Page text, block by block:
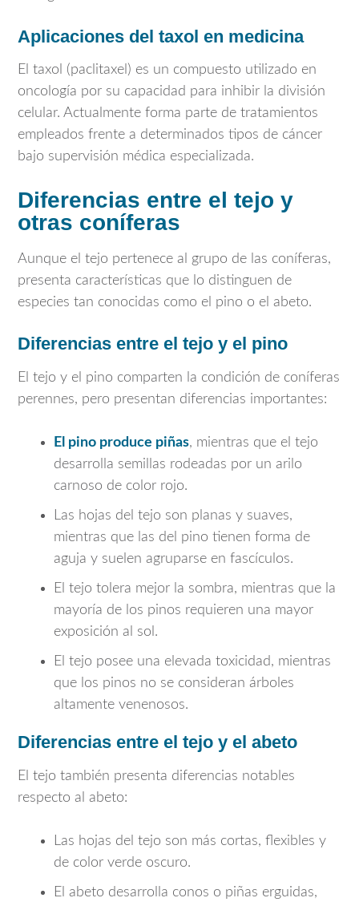
Aplicaciones del taxol en medicina
El taxol (paclitaxel) es un compuesto utilizado en
oncología por su capacidad para inhibir la división
celular. Actualmente forma parte de tratamientos
empleados frente a determinados tipos de cáncer
bajo supervisión médica especializada.
Diferencias entre el tejo y
otras coníferas
Aunque el tejo pertenece al grupo de las coníferas,
presenta características que lo distinguen de
especies tan conocidas como el pino o el abeto.
Diferencias entre el tejo y el pino
El tejo y el pino comparten la condición de coníferas
perennes, pero presentan diferencias importantes:
El pino produce piñas, mientras que el tejo
desarrolla semillas rodeadas por un arilo
carnoso de color rojo.
Las hojas del tejo son planas y suaves,
mientras que las del pino tienen forma de
aguja y suelen agruparse en fascículos.
El tejo tolera mejor la sombra, mientras que la
mayoría de los pinos requieren una mayor
exposición al sol.
El tejo posee una elevada toxicidad, mientras
que los pinos no se consideran árboles
altamente venenosos.
Diferencias entre el tejo y el abeto
El tejo también presenta diferencias notables
respecto al abeto:
Las hojas del tejo son más cortas, flexibles y
de color verde oscuro.
El abeto desarrolla conos o piñas erguidas,